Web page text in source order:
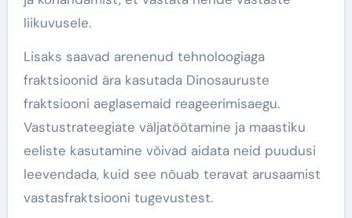
liikuvusele.
Lisaks saavad arenenud tehnoloogiaga
fraktsioonid ära kasutada Dinosauruste
fraktsiooni aeglasemaid reageerimisaegu.
Vastustrateegiate väljatöötamine ja maastiku
eeliste kasutamine võivad aidata neid puudusi
leevendada, kuid see nõuab teravat arusaamist
vastasfraktsiooni tugevustest.